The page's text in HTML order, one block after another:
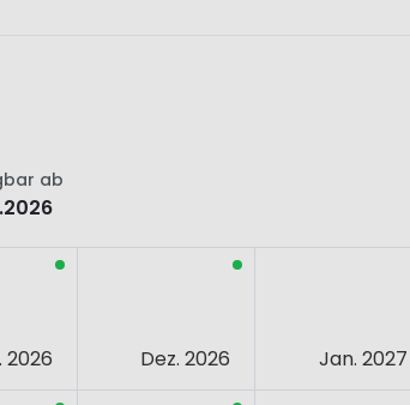
ab
2026 Dez. 2026 Jan. 2027